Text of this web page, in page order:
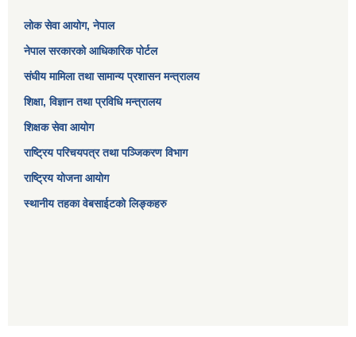
लोक सेवा आयोग, नेपाल
नेपाल सरकारको आधिकारिक पोर्टल
संघीय मामिला तथा सामान्य प्रशासन मन्त्रालय
शिक्षा, विज्ञान तथा प्रविधि मन्त्रालय
शिक्षक सेवा आयोग
राष्ट्रिय परिचयपत्र तथा पञ्जिकरण विभाग
राष्ट्रिय योजना आयोग
स्थानीय तहका वेबसाईटको लिङ्कहरु